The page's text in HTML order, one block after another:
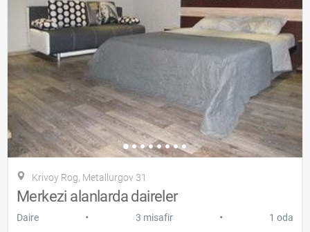
Krivoy Rog, Metallurgov 31
Merkezi alanlarda daireler
Daire • 3 misafir • 1 oda